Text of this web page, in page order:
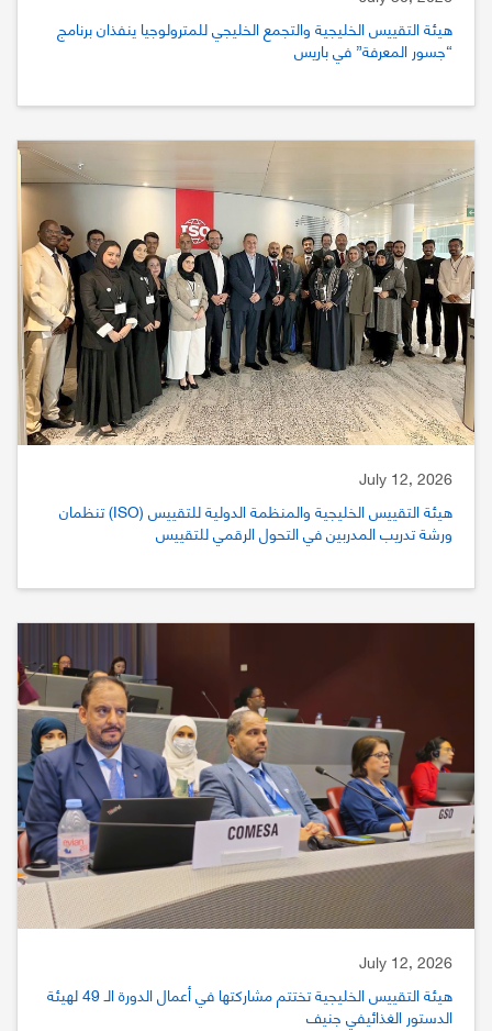
هيئة التقييس الخليجية والتجمع الخليجي للمترولوجيا ينفذان برنامج
“جسور المعرفة” في باريس
July 12, 2026
هيئة التقييس الخليجية والمنظمة الدولية للتقييس (ISO) تنظمان
ورشة تدريب المدربين في التحول الرقمي للتقييس
July 12, 2026
هيئة التقييس الخليجية تختتم مشاركتها في أعمال الدورة الـ 49 لهيئة
الدستور الغذائيفي جنيف